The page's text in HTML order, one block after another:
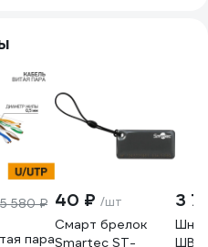
5 580 ₽
пара
40 ₽ /шт
Cмарт брелок
Smartec ST-
3